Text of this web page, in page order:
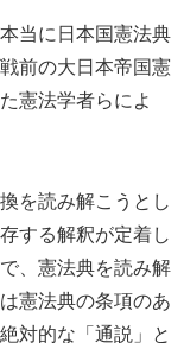
当に日本国憲法典
前の大日本帝国憲
憲法学者らによ
を読み解こうとし
する解釈が定着し
、憲法典を読み解
憲法典の条項のあ
対的な「通説」と